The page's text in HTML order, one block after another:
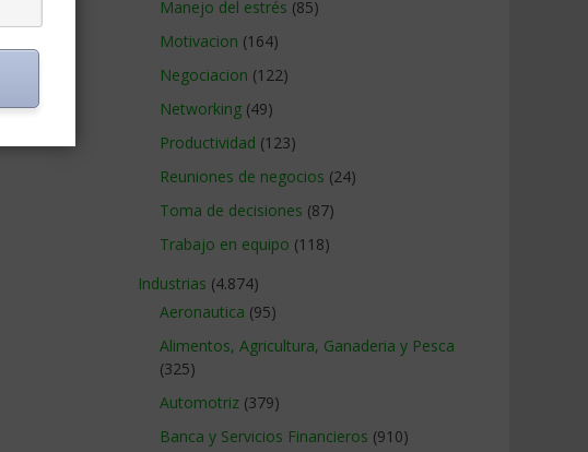
Manejo del estrés (85)
Motivacion (164)
Negociacion (122)
Networking (49)
Productividad (123)
Reuniones de negocios (24)
Toma de decisiones (87)
Trabajo en equipo (118)
Industrias (4.874)
Aeronautica (95)
Alimentos, Agricultura, Ganaderia y Pesca
(325)
Automotriz (379)
Banca y Servicios Financieros (910)